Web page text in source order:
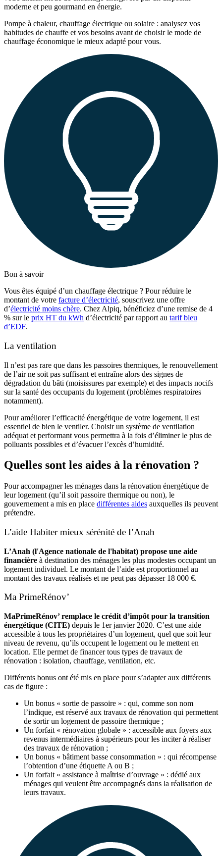
moderne et peu gourmand en énergie.
Pompe à chaleur, chauffage électrique ou solaire : analysez vos
habitudes de chauffe et vos besoins avant de choisir le mode de
chauffage économique le mieux adapté pour vous.
Bon à savoir
Vous êtes équipé d’un chauffage électrique ? Pour réduire le
montant de votre facture d’électricité, souscrivez une offre
d’électricité moins chère. Chez Alpiq, bénéficiez d’une remise de 4
% sur le prix HT du kWh d’électricité par rapport au tarif bleu
d’EDF.
La ventilation
Il n’est pas rare que dans les passoires thermiques, le renouvellement
de l’air ne soit pas suffisant et entraîne alors des signes de
dégradation du bâti (moisissures par exemple) et des impacts nocifs
sur la santé des occupants du logement (problèmes respiratoires
notamment).
Pour améliorer l’efficacité énergétique de votre logement, il est
essentiel de bien le ventiler. Choisir un système de ventilation
adéquat et performant vous permettra à la fois d’éliminer le plus de
polluants possibles et d’évacuer l’excès d’humidité.
Quelles sont les aides à la rénovation ?
Pour accompagner les ménages dans la rénovation énergétique de
leur logement (qu’il soit passoire thermique ou non), le
gouvernement a mis en place différentes aides auxquelles ils peuvent
prétendre.
L’aide Habiter mieux sérénité de l’Anah
L’Anah (l'Agence nationale de l'habitat) propose une aide
financière à destination des ménages les plus modestes occupant un
logement individuel. Le montant de l’aide est proportionnel au
montant des travaux réalisés et ne peut pas dépasser 18 000 €.
Ma PrimeRénov’
MaPrimeRénov’ remplace le crédit d’impôt pour la transition
énergétique (CITE) depuis le 1erjanvier 2020. C’est une aide
accessible à tous les propriétaires d’un logement, quel que soit leur
niveau de revenu, qu’ils occupent le logement ou le mettent en
location. Elle permet de financer tous types de travaux de
rénovation : isolation, chauffage, ventilation, etc.
Différents bonus ont été mis en place pour s’adapter aux différents
cas de figure :
Un bonus « sortie de passoire » : qui, comme son nom
l’indique, est réservé aux travaux de rénovation qui permettent
de sortir un logement de passoire thermique ;
Un forfait « rénovation globale » : accessible aux foyers aux
revenus intermédiaires à supérieurs pour les inciter à réaliser
des travaux de rénovation ;
Un bonus « bâtiment basse consommation » : qui récompense
l’obtention d’une étiquette A ou B ;
Un forfait « assistance à maîtrise d’ouvrage » : dédié aux
ménages qui veulent être accompagnés dans la réalisation de
leurs travaux.